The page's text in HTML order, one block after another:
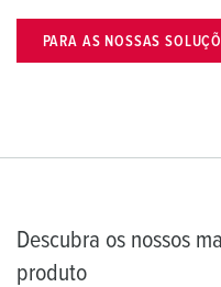
PARA AS NOSSAS
Descubra os nossos
produto